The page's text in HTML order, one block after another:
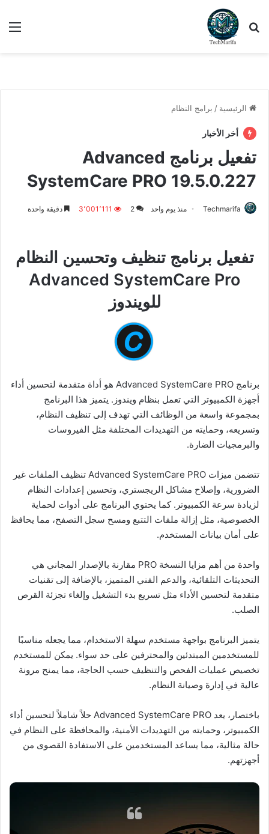
بحث عن
الرئيسية / برامج النظام
أخر الأخبار
تفعيل برنامج Advanced
SystemCare PRO 19.5.0.227
Techmarifa منذ يوم واحد 2 3٬001٬111 دقيقة واحدة
تفعيل برنامج تنظيف وتحسين النظام
Advanced SystemCare Pro
للويندوز
برنامج Advanced SystemCare PRO هو أداة متقدمة لتحسين أداء
أجهزة الكمبيوتر التي تعمل بنظام ويندوز. يتميز هذا البرنامج
بمجموعة واسعة من الوظائف التي تهدف إلى تنظيف النظام،
وتسريعه، وحمايته من التهديدات المختلفة مثل الفيروسات
والبرمجيات الضارة.
تتضمن ميزات Advanced SystemCare PRO تنظيف الملفات غير
الضرورية، وإصلاح مشاكل الريجستري، وتحسين إعدادات النظام
لزيادة سرعة الكمبيوتر. كما يحتوي البرنامج على أدوات لحماية
الخصوصية، مثل إزالة ملفات التتبع ومسح سجل التصفح، مما يحافظ
على أمان بيانات المستخدم.
واحدة من أهم مزايا النسخة PRO مقارنة بالإصدار المجاني هي
التحديثات التلقائية، والدعم الفني المتميز، بالإضافة إلى تقنيات
متقدمة لتحسين الأداء مثل تسريع بدء التشغيل وإلغاء تجزئة القرص
الصلب.
يتميز البرنامج بواجهة مستخدم سهلة الاستخدام، مما يجعله مناسبًا
للمستخدمين المبتدئين والمحترفين على حد سواء. يمكن للمستخدم
تخصيص عمليات الفحص والتنظيف حسب الحاجة، مما يمنح مرونة
عالية في إدارة وصيانة النظام.
باختصار، يعد Advanced SystemCare PRO حلاً شاملاً لتحسين أداء
الكمبيوتر، وحمايته من التهديدات الأمنية، والمحافظة على النظام في
حالة مثالية، مما يساعد المستخدمين على الاستفادة القصوى من
أجهزتهم.